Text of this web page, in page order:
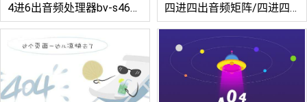
4进6出音频处理器bv-s460/4进8出音频处理器bv-s480 四进四出音频矩阵/四进四出音频矩阵（带dante）/八进八出音频矩阵/八进八出音频矩阵（带dante）